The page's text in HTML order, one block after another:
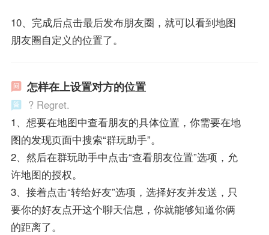
10、完成后点击最后发布朋友圈，就可以看到地图
朋友圈自定义的位置了。
怎样在上设置对方的位置
? Regret.
1、想要在地图中查看朋友的具体位置，你需要在地
图的发现页面中搜索“群玩助手”。
2、然后在群玩助手中点击“查看朋友位置”选项，允
许地图的授权。
3、接着点击“转给好友”选项，选择好友并发送，只
要你的好友点开这个聊天信息，你就能够知道你俩
的距离了。